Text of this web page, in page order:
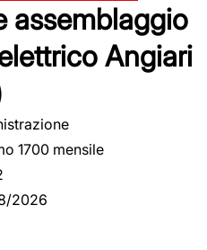
assemblaggio
Angiari
1700 mensile
2026